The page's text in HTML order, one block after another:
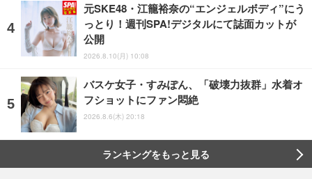
元SKE48・江籠裕奈の“エンジェルボディ”にう
っとり！週刊SPA!デジタルにて誌面カットが
公開
2026.8.10(月) 10:08
バスケ女子・すみぽん、「破壊力抜群」水着オ
フショットにファン悶絶
2026.8.6(木) 20:18
ランキングをもっと見る